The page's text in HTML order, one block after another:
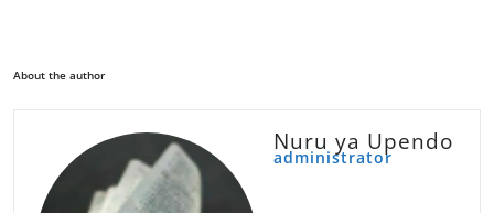
About the author
Nuru ya Upendo
administrator